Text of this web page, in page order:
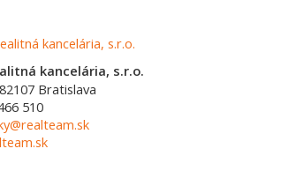
kancelária, s.r.o.
82107 Bratislava
510